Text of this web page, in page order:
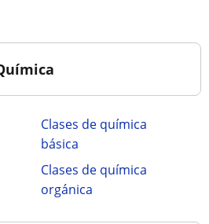
Clases de química
básica
Clases de química
orgánica